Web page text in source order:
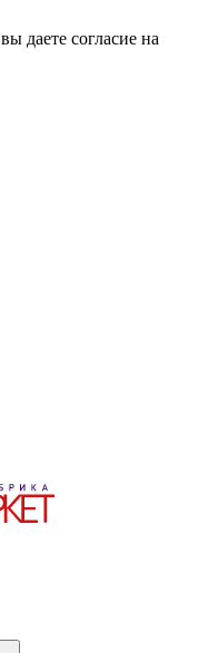
даете согласие на